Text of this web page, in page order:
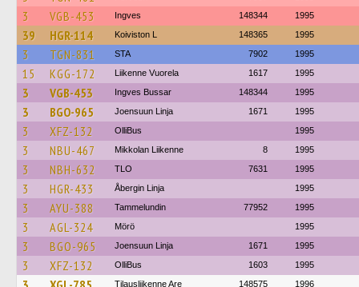
3 VGB-453 Ingves 148344 1995
39 HGR-114 Koiviston L 148365 1995
3 TGN-831 STA 7902 1995
15 KGG-172 Liikenne Vuorela 1617 1995
3 VGB-453 Ingves Bussar 148344 1995
3 BGO-965 Joensuun Linja 1671 1995
3 XFZ-132 OlliBus 1995
3 NBU-467 Mikkolan Liikenne 8 1995
3 NBH-632 TLO 7631 1995
3 HGR-433 Åbergin Linja 1995
3 AYU-388 Tammelundin 77952 1995
3 AGL-324 Mörö 1995
3 BGO-965 Joensuun Linja 1671 1995
3 XFZ-132 OlliBus 1603 1995
Tilausliikenne Are 148575 1996